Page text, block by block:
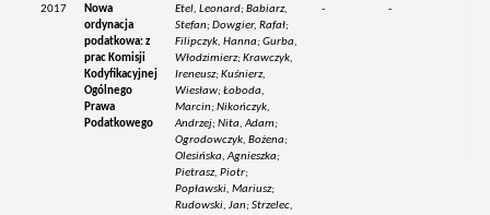
2017
Nowa
ordynacja
podatkowa: z
prac Komisji
Kodyfikacyjnej
Ogólnego
Prawa
Podatkowego
Etel, Leonard; Babiarz,
Stefan; Dowgier, Rafał;
Filipczyk, Hanna; Gurba,
Włodzimierz; Krawczyk,
Ireneusz; Kuśnierz,
Wiesław; Łoboda,
Marcin; Nikończyk,
Andrzej; Nita, Adam;
Ogrodowczyk, Bożena;
Olesińska, Agnieszka;
Pietrasz, Piotr;
Popławski, Mariusz;
Rudowski, Jan; Strzelec,
- -